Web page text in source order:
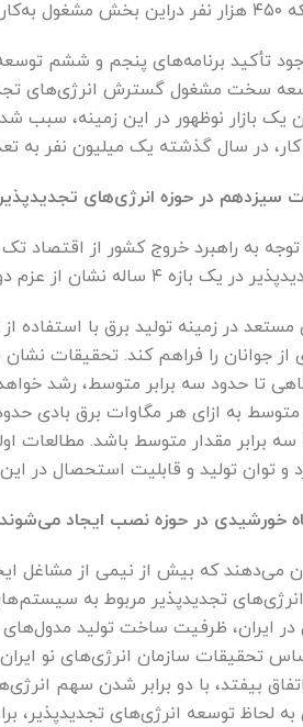
تأکید برنامه‌های پنجم و ششم
یک بازار نوظهور در این زمینه، سبب
در سال گذشته یک میلیون نفر
سیزدهم در حوزه انرژی‌های تجدیدپذیر
افزایش اشتغال در بخش‌های مختلف اقتصادی کشور دارد.
مستعد در زمینه تولید برق با
تا حدود سه برابر متوسط، رشد
به ازای هر مگاوات برق بادی
و قابلیت استحصال در این مناطق بالغ بر ۴۰ هزار
خورشیدی در حوزه نصب ایجاد می‌شوند
می‌دهند که بیش از نیمی از مشاغل
تجدیدپذیر مربوط به
ایران، ظرفیت ساخت تولید مدول‌های
تحقیقات سازمان انرژی‌های نو